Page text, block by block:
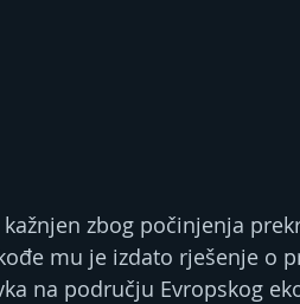
zbog počinjenja
mu je izdato rješenje o
na području Evropskog